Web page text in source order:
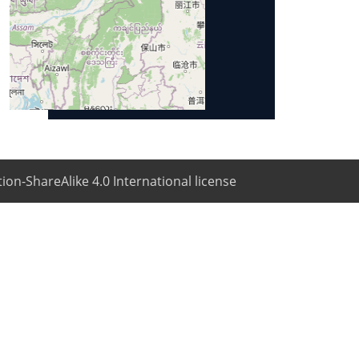
ShareAlike 4.0 International license